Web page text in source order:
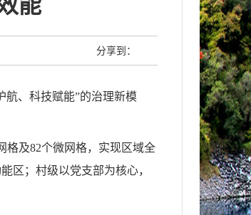
分享到：
航、科技赋能”的治理新模
及82个微网格，实现区域全
区；村级以党支部为核心，